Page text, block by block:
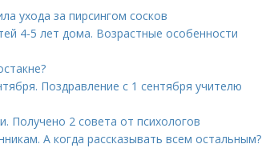
ухода за пирсингом сосков
4-5 лет дома. Возрастные особенности
Поздравление с 1 сентября учителю
Получено 2 совета от психологов
А когда рассказывать всем остальным?